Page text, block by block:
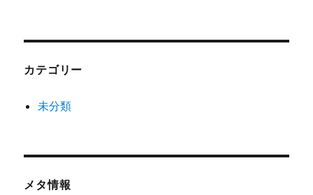
カテゴリー
未分類
メタ情報